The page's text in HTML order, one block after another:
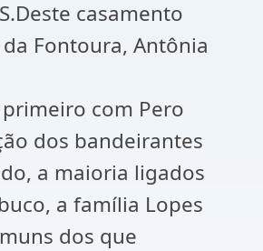
casamento
Fontoura, Antônia
com Pero
dos bandeirantes
a maioria ligados
a família Lopes
dos que